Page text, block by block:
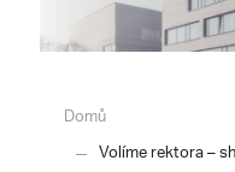
Domů
Volíme rektora –